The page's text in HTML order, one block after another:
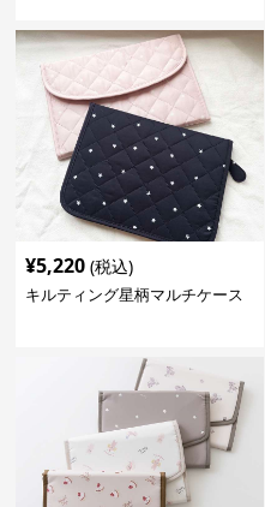
¥5,220 (税込)
キルティング星柄マルチケース